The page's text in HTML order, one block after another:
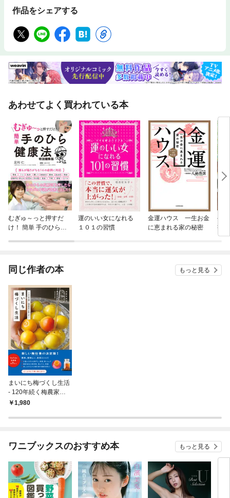
る、梅干しの品種／梅干しと梅の歴史 etc.第２章 旬の梅仕事梅干し／低
／ねり梅／カリカリ梅／梅味噌／梅エキス／梅醤／梅塩／紫蘇ふりかけet
c.第３章 まいにち梅レシピしっとり絶品サラダチキン／さばの梅味噌煮
c.※二次元コードを読み込むには、専用アプリ（二次元コードリーダー）が
必要です。（機種によっては最初からインストールされているものもござ
います。）二次元コードの載った画像を二次元コードリーダーで読み込
画像を読み込みやすいよう調整してから再度お試しください。【著者プロ
年続く梅農家の５代目。昔ながらのすっぱい梅干しを残すため、令和元年
に梅干し屋「うめひかり」を開業。塩と紫蘇だけで漬ける甘くない梅干し
を作っている。YouTubeチャンネルでは、農家ならではの梅仕事のコツや
梅の知識、梅料理が好評を博している。梅の魅力を伝えるとともに、日本
の一次産業の基盤を作るという志の元に、林業や海の事業へと活動の幅を
広げている。梅ボーイズHP https://umenokuni.com/YouTube @umebo
ys1904
作品をシェアする
あわせてよく買われている本
むぎゅ～っと押すだ
け！ 簡単 手のひら健
運のいい女になれる
１０１の習慣
金運ハウス 一生お金
に恵まれる家の秘密
手
書
の
同じ作者の本 もっと見る
まいにち梅づくし生活
- 120年続く梅農家が
教えたい -
1,980
ワニブックスのおすすめ本 もっと見る